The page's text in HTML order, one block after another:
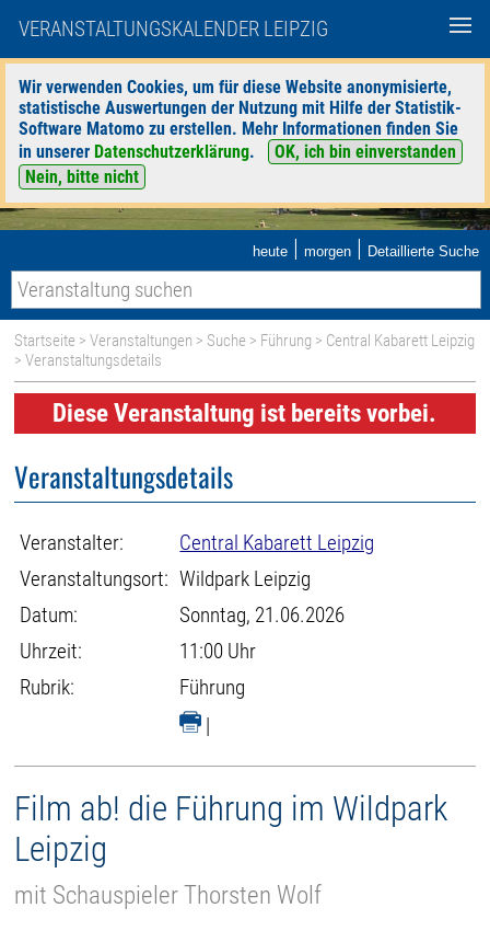
VERANSTALTUNGSKALENDER LEIPZIG
Wir verwenden Cookies, um für diese Website anonymisierte,
statistische Auswertungen der Nutzung mit Hilfe der Statistik-
Software Matomo zu erstellen. Mehr Informationen finden Sie
in unserer Datenschutzerklärung.
OK, ich bin einverstanden
Nein, bitte nicht
heute | morgen | Detaillierte Suche
Startseite >Veranstaltungen > Suche > Führung > Central Kabarett Leipzig
> Veranstaltungsdetails
Diese Veranstaltung ist bereits vorbei.
Veranstaltungsdetails
Veranstalter:
Central Kabarett Leipzig
Veranstaltungsort: Wildpark Leipzig
Datum:
Sonntag, 21.06.2026
Uhrzeit:
11:00 Uhr
Rubrik:
Führung
|
Film ab! die Führung im Wildpark
Leipzig
mit Schauspieler Thorsten Wolf